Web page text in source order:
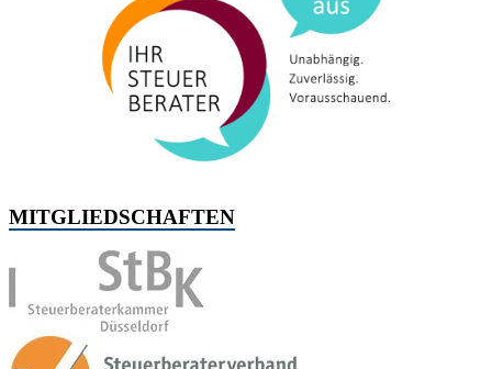
MITGLIEDSCHAFTEN